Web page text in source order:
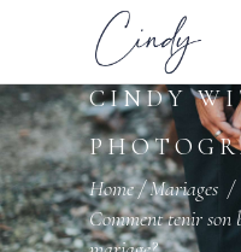
CINDY
Home/Mariages /
Comment tenir son